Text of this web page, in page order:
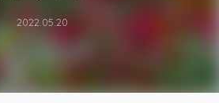
2022.05.20